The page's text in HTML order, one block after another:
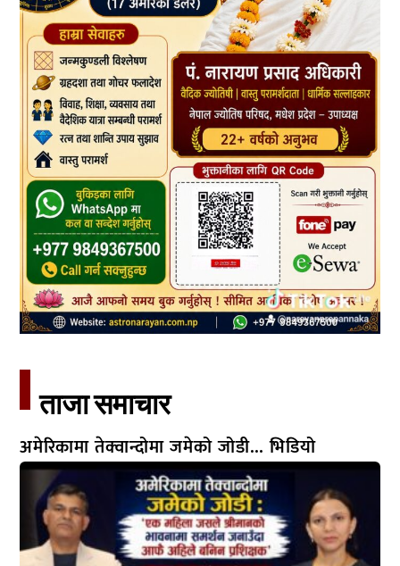
ताजा समाचार​
अमेरिकामा तेक्वान्दोमा जमेको जोडी… भिडियो